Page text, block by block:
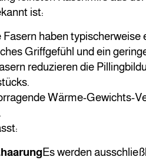
ist:
Fasern haben typischerweise
Griffgefühl und ein
reduzieren die
Wärme-Gewichts-
Es werden